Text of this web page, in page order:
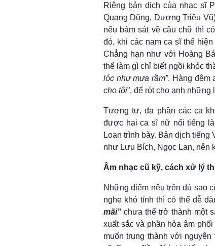
Riêng bản dịch của nhạc sĩ
Quang Dũng, Dương Triệu
nếu bám sát về câu chữ thì
đó, khi các nam ca sĩ thể
Chẳng hạn như với Hoàng
thể làm gì chỉ biết ngồi khóc
lóc như mưa rầm”. Hàng đêm
cho tôi”, để rót cho anh
Tương tự, đa phần các ca
được hai ca sĩ nữ nổi tiếng
Loan trình bày. Bản dịch
như Lưu Bích, Ngọc Lan, nên
Âm nhạc cũ kỹ, cách xử lý
Những điểm nêu trên dù sao
nghe khó tính thì có thể dễ
mãi” chưa thể trở thành một
xuất sắc và phần hòa âm
muốn trung thành với